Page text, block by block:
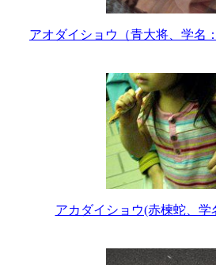
アオダイショウ（青大将、学名：
アカダイショウ(赤楝蛇、学